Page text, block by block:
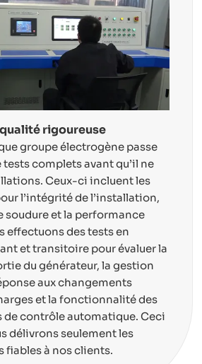
rigoureuse
groupe électrogène passe
tests complets avant qu’il ne
Ceux-ci incluent les
l’intégrité de l’installation,
soudure et la performance
effectuons des tests en
et transitoire pour évaluer la
du générateur, la gestion
aux changements
et la fonctionnalité des
de contrôle automatique. Ceci
délivrons seulement les
fiables à nos clients.